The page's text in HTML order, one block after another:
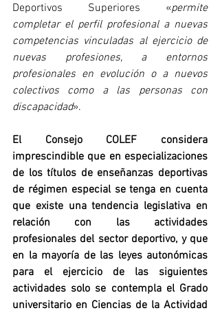
Deportivos Superiores «permite
completar el perfil profesional a nuevas
competencias vinculadas al ejercicio de
nuevas profesiones, a entornos
profesionales en evolución o a nuevos
colectivos como a las personas con
discapacidad».
El Consejo COLEF considera
imprescindible que en especializaciones
de los títulos de enseñanzas deportivas
de régimen especial se tenga en cuenta
que existe una tendencia legislativa en
relación con las actividades
profesionales del sector deportivo, y que
en la mayoría de las leyes autonómicas
para el ejercicio de las siguientes
actividades solo se contempla el Grado
universitario en Ciencias de la Actividad